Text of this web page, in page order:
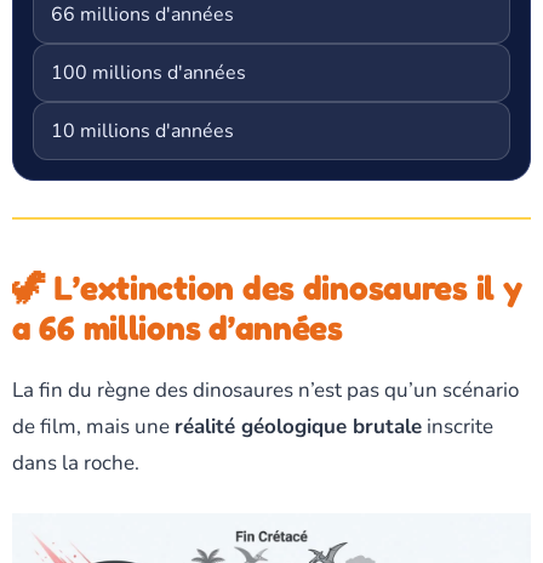
66 millions d'années
100 millions d'années
10 millions d'années
🦖 L’extinction des dinosaures il y
a 66 millions d’années
La fin du règne des dinosaures n’est pas qu’un scénario
de film, mais une réalité géologique brutale inscrite
dans la roche.